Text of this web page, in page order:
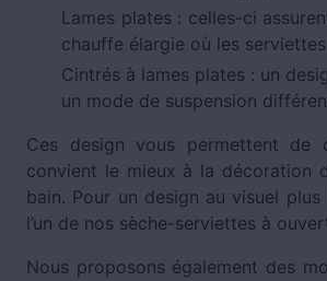
Lames plates : celles-ci
chauffe élargie où les
Cintrés à lames plates : un
un mode de suspension
Ces design vous permettent de
convient le mieux à la décoration
bain. Pour un design au visuel plus
l’un de nos sèche-serviettes à
Nous proposons également des